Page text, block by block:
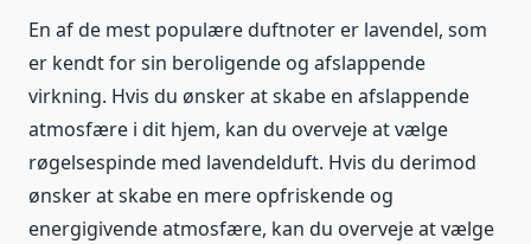
En af de mest populære duftnoter er lavendel, som
er kendt for sin beroligende og afslappende
virkning. Hvis du ønsker at skabe en afslappende
atmosfære i dit hjem, kan du overveje at vælge
røgelsespinde med lavendelduft. Hvis du derimod
ønsker at skabe en mere opfriskende og
energigivende atmosfære, kan du overveje at vælge